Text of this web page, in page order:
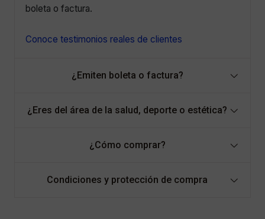
boleta o factura.
Conoce testimonios reales de clientes
¿Emiten boleta o factura?
¿Eres del área de la salud, deporte o estética?
¿Cómo comprar?
Condiciones y protección de compra